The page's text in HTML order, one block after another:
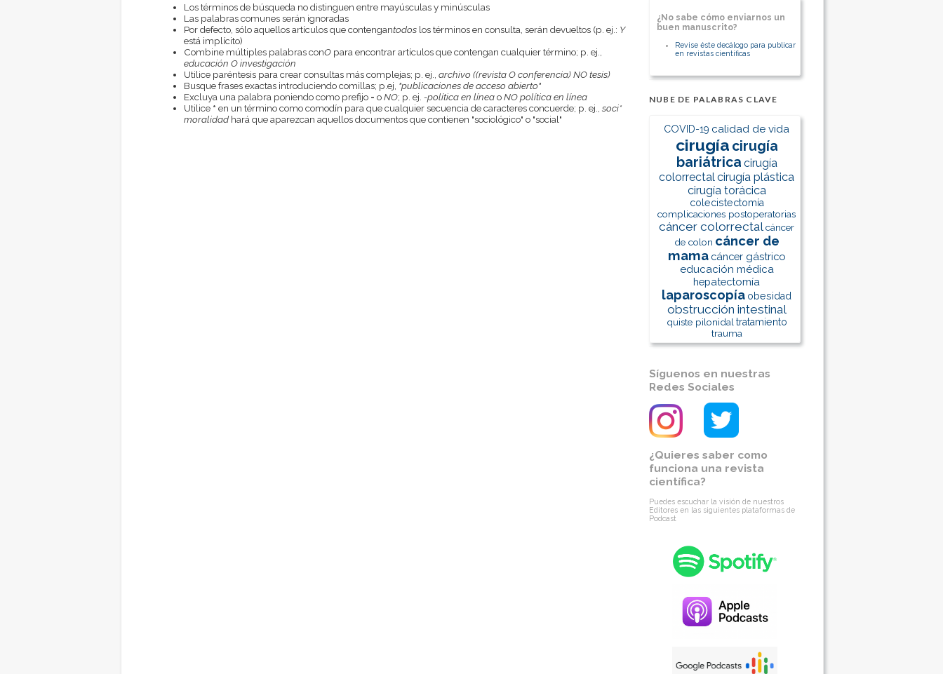
¿No sabe cómo enviarnos un
buen manuscrito?
Revise éste decálogo para publicar
en revistas científicas
NUBE DE PALABRAS CLAVE
COVID-19 calidad de vida
cirugía cirugía
bariátrica cirugía
colorrectalcirugía plástica
cirugía torácica
colecistectomía
complicaciones postoperatorias
cáncer colorrectalcáncer
de colon cáncer de
mama cáncer gástrico
educación médica
hepatectomía
laparoscopía obesidad
obstrucción intestinal
quiste pilonidal tratamiento
trauma
Síguenos en nuestras
Redes Sociales
¿Quieres saber como
funciona una revista
científica?
Puedes escuchar la visión de nuestros
Editores en las siguientes plataformas de
Podcast
Los términos de búsqueda no distinguen entre mayúsculas y minúsculas
Las palabras comunes serán ignoradas
Por defecto, sólo aquellos artículos que contengantodoslos términos en consulta, serán devueltos (p. ej.: Y
está implícito)
Combine múltiples palabras conOpara encontrar artículos que contengan cualquier término; p. ej.,
educación O investigación
Utilice paréntesis para crear consultas más complejas; p. ej., archivo ((revista O conferencia) NO tesis)
Busque frases exactas introduciendo comillas; p.ej, "publicaciones de acceso abierto"
Excluya una palabra poniendo como prefijo - oNO; p. ej. -política en líneaoNO política en línea
Utilice * en un término como comodín para que cualquier secuencia de caracteres concuerde; p. ej., soci*
moralidadhará que aparezcan aquellos documentos que contienen "sociológico" o "social"